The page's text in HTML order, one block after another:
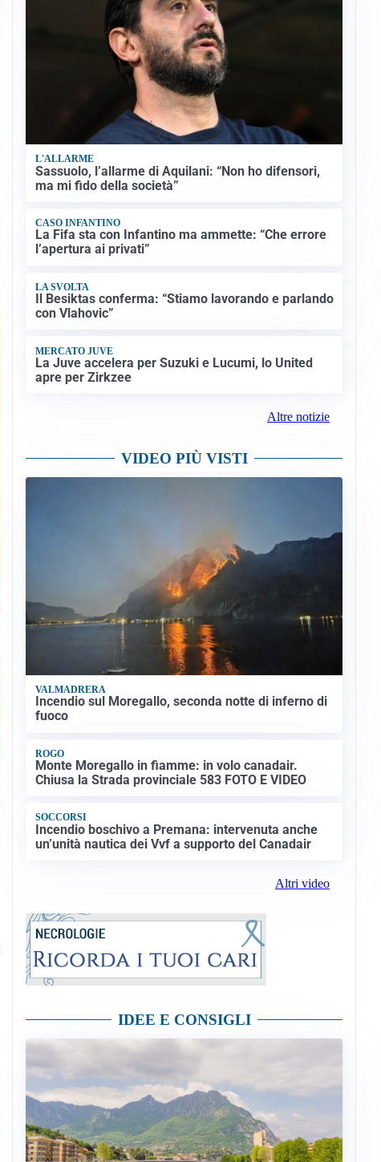
L'ALLARME
Sassuolo, l’allarme di Aquilani: “Non ho difensori,
ma mi fido della società”
CASO INFANTINO
La Fifa sta con Infantino ma ammette: “Che errore
l’apertura ai privati”
LA SVOLTA
Il Besiktas conferma: “Stiamo lavorando e parlando
con Vlahovic”
MERCATO JUVE
La Juve accelera per Suzuki e Lucumi, lo United
apre per Zirkzee
Altre notizie
VIDEO PIÙ VISTI
VALMADRERA
Incendio sul Moregallo, seconda notte di inferno di
fuoco
ROGO
Monte Moregallo in fiamme: in volo canadair.
Chiusa la Strada provinciale 583 FOTO E VIDEO
SOCCORSI
Incendio boschivo a Premana: intervenuta anche
un’unità nautica dei Vvf a supporto del Canadair
Altri video
IDEE E CONSIGLI